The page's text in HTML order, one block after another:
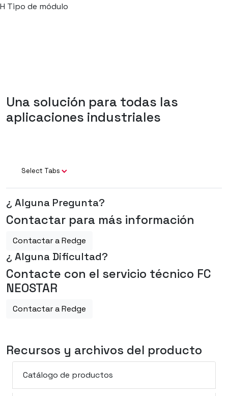
H Tipo de módulo
Una solución para todas las
aplicaciones industriales
Select Tabs
¿ Alguna Pregunta?
Contactar para más información
Contactar a Redge
¿ Alguna Dificultad?
Contacte con el servicio técnico FC
NEOSTAR
Contactar a Redge
Recursos y archivos del producto
Catálogo de productos